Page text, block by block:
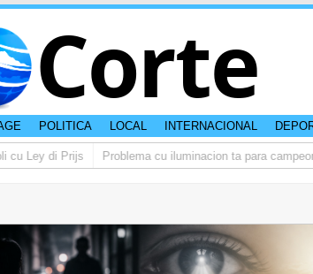
Corte
POLITICA LOCAL INTERNACIONAL
Ley di Prijs Problema cu iluminacion ta para